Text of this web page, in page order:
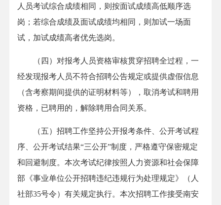
人员考试综合成绩相同，则按面试成绩高低顺序选
岗；若综合成绩及面试成绩均相同，则加试一场面
试，加试成绩高者优先选岗。
（四）对报考人员资格审核贯穿招聘全过程，一
经发现报考人员不符合招聘公告规定或提供虚假信息
（含考察期间提供的证明材料等），取消考试和聘用
资格，已聘用的，解除聘用合同关系。
（五）招聘工作坚持公开报考条件、公开考试程
序、公开考试结果“三公开”制度，严格遵守保密规定
和回避制度。本次考试纪律按照人力资源和社会保障
部《事业单位公开招聘违纪违规行为处理规定》（人
社部35号令）有关规定执行。本次招聘工作接受南安